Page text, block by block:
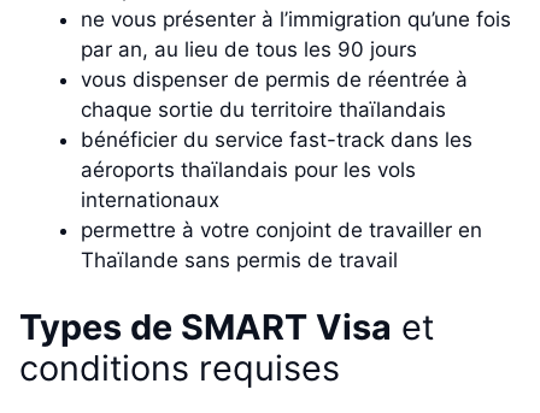
ne vous présenter à l’immigration qu’une fois
par an, au lieu de tous les 90 jours
vous dispenser de permis de réentrée à
chaque sortie du territoire thaïlandais
bénéficier du service fast-track dans les
aéroports thaïlandais pour les vols
internationaux
permettre à votre conjoint de travailler en
Thaïlande sans permis de travail
Types de SMART Visa et
conditions requises